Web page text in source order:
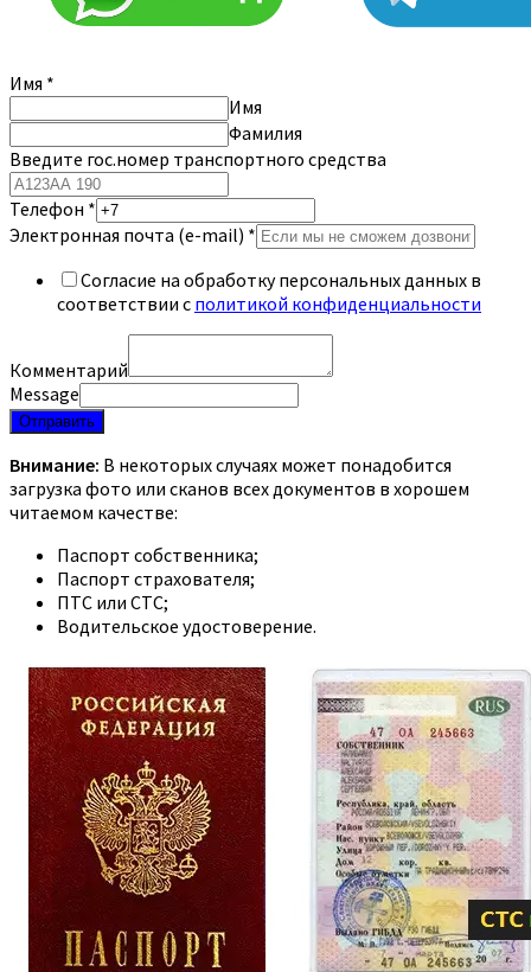
Имя *
Имя
Фамилия
Введите гос.номер транспортного средства
Телефон *
Электронная почта (e-mail) *
Согласие на обработку персональных данных в
соответствии с политикой конфиденциальности
Комментарий
Message
Отправить
Внимание: В некоторых случаях может понадобится
загрузка фото или сканов всех документов в хорошем
читаемом качестве:
Паспорт собственника;
Паспорт страхователя;
ПТС или СТС;
Водительское удостоверение.